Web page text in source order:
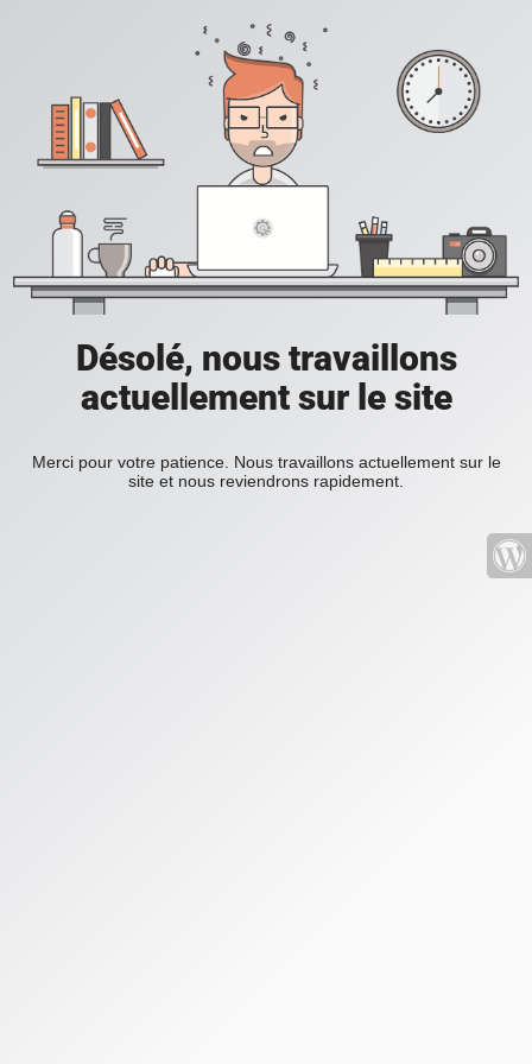
Désolé, nous travaillons
actuellement sur le site
Merci pour votre patience. Nous travaillons actuellement sur le
site et nous reviendrons rapidement.